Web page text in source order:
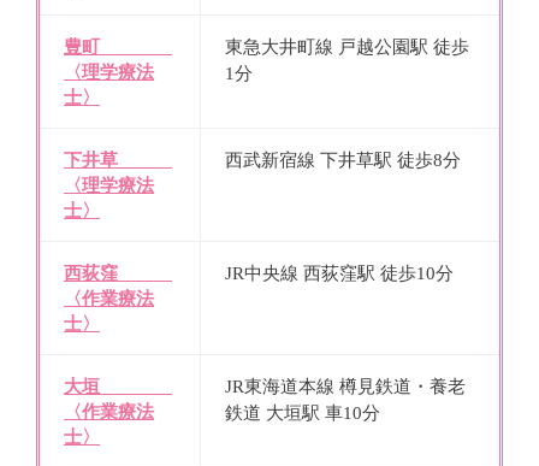
豊町
〈理学療法
士〉
東急大井町線 戸越公園駅 徒歩
1分
下井草
〈理学療法
士〉
西武新宿線 下井草駅 徒歩8分
西荻窪
〈作業療法
士〉
JR中央線 西荻窪駅 徒歩10分
大垣
〈作業療法
士〉
JR東海道本線 樽見鉄道・養老
鉄道 大垣駅 車10分